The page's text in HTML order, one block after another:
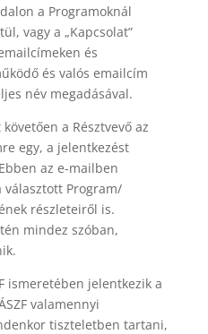
a Programoknál
vagy a „Kapcsolat”
és
és valós emailcím
név megadásával.
a Résztvevő az
egy, a jelentkezést
az e-mailben
választott Program/
részleteiről is.
mindez szóban,
ismeretében jelentkezik a
valamennyi
tiszteletben tartani,